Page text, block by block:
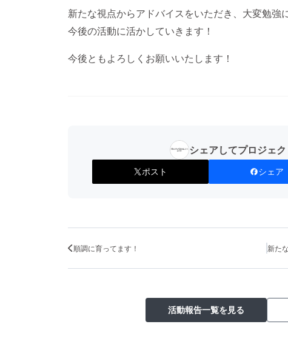
新たな視点からアドバイスをいただき、大変勉強
今後の活動に活かしていきます！
今後ともよろしくお願いいたします！
シェアしてプロジェ
ポスト シェア
順調に育ってます！ 新た
活動報告一覧を見る